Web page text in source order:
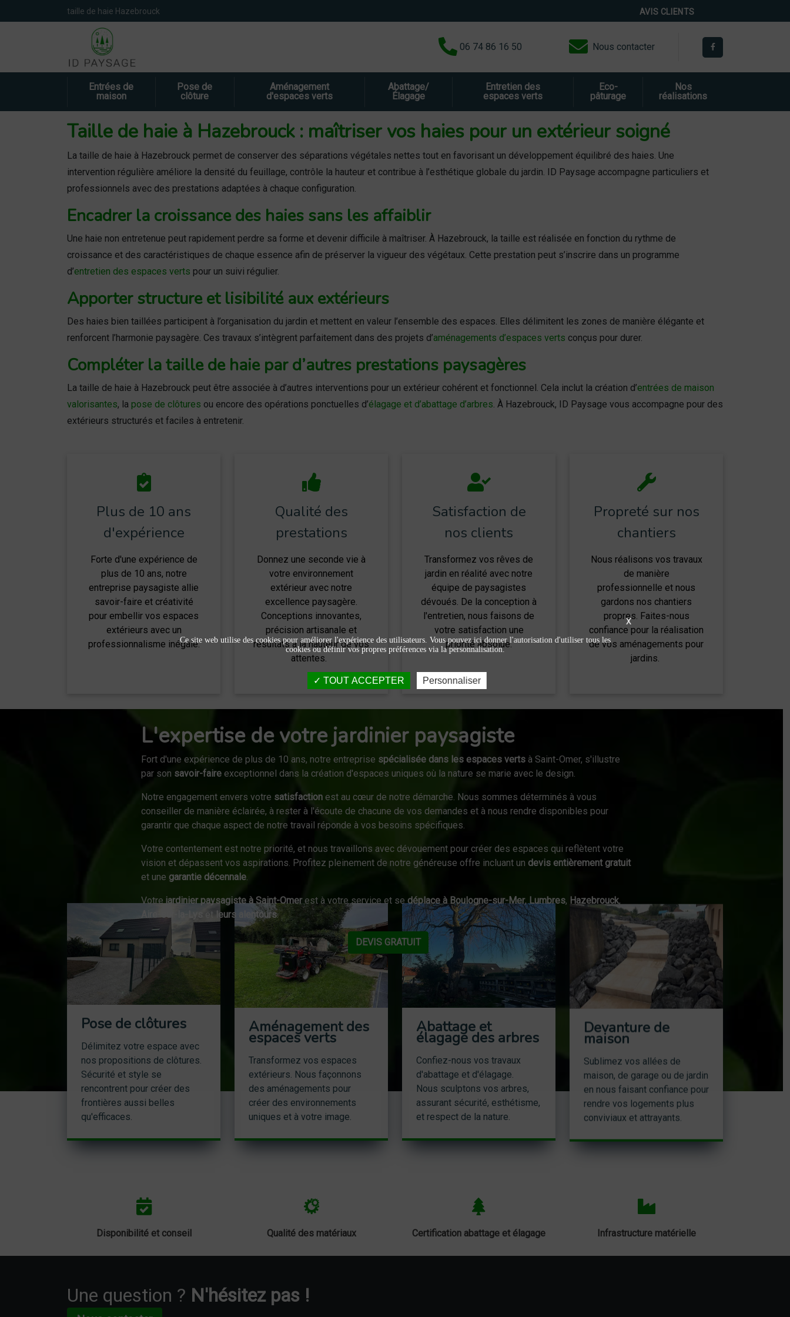
taille de haie Hazebrouck AVIS CLIENTS
06 74 86 16 50 Nous contacter
Entrées de
maison
Pose de
clôture
Aménagement
d'espaces verts
Abattage/
Élagage
Entretien des
espaces verts
Eco-
pâturage
Nos
réalisations
Taille de haie à Hazebrouck : maîtriser vos haies pour un extérieur soigné
La taille de haie à Hazebrouck permet de conserver des séparations végétales nettes tout en favorisant un développement équilibré des haies. Une
intervention régulière améliore la densité du feuillage, contrôle la hauteur et contribue à l’esthétique globale du jardin. ID Paysage accompagne particuliers et
professionnels avec des prestations adaptées à chaque configuration.
Encadrer la croissance des haies sans les affaiblir
Une haie non entretenue peut rapidement perdre sa forme et devenir difficile à maîtriser. À Hazebrouck, la taille est réalisée en fonction du rythme de
croissance et des caractéristiques de chaque essence afin de préserver la vigueur des végétaux. Cette prestation peut s’inscrire dans un programme
d’entretien des espaces verts pour un suivi régulier.
Apporter structure et lisibilité aux extérieurs
Des haies bien taillées participent à l’organisation du jardin et mettent en valeur l’ensemble des espaces. Elles délimitent les zones de manière élégante et
renforcent l’harmonie paysagère. Ces travaux s’intègrent parfaitement dans des projets d’aménagements d’espaces verts conçus pour durer.
Compléter la taille de haie par d’autres prestations paysagères
La taille de haie à Hazebrouck peut être associée à d’autres interventions pour un extérieur cohérent et fonctionnel. Cela inclut la création d’entrées de maison
valorisantes, la pose de clôtures ou encore des opérations ponctuelles d’élagage et d’abattage d’arbres. À Hazebrouck, ID Paysage vous accompagne pour des
extérieurs structurés et faciles à entretenir.
Plus de 10 ans
d'expérience
Forte d'une expérience de
plus de 10 ans, notre
entreprise paysagiste allie
savoir-faire et créativité
pour embellir vos espaces
extérieurs avec un
professionnalisme inégalé.
Qualité des
prestations
Donnez une seconde vie à
votre environnement
extérieur avec notre
excellence paysagère.
Conceptions innovantes,
précision artisanale et
résultats à la hauteur de vos
attentes.
Satisfaction de
nos clients
Transformez vos rêves de
jardin en réalité avec notre
équipe de paysagistes
dévoués. De la conception à
l'entretien, nous faisons de
votre satisfaction une
priorité absolue.
Propreté sur nos
chantiers
Nous réalisons vos travaux
de manière
professionnelle et nous
gardons nos chantiers
propres. Faites-nous
confiance pour la réalisation
de vos aménagements pour
jardins.
L'expertise de votre jardinier paysagiste
Fort d'une expérience de plus de 10 ans, notre entreprise spécialisée dans les espaces verts à Saint-Omer, s'illustre
par son savoir-faire exceptionnel dans la création d'espaces uniques où la nature se marie avec le design.
Notre engagement envers votre satisfaction est au cœur de notre démarche. Nous sommes déterminés à vous
conseiller de manière éclairée, à rester à l'écoute de chacune de vos demandes et à nous rendre disponibles pour
garantir que chaque aspect de notre travail réponde à vos besoins spécifiques.
Votre contentement est notre priorité, et nous travaillons avec dévouement pour créer des espaces qui reflètent votre
vision et dépassent vos aspirations. Profitez pleinement de notre généreuse offre incluant un devis entièrement gratuit
et une garantie décennale.
Votrejardinier paysagiste à Saint-Omerest à votre service et sedéplace à Boulogne-sur-Mer,Lumbres, Hazebrouck,
Aire-sur-la-Lys
et leurs alentours.
DEVIS GRATUIT
Pose de clôtures
Délimitez votre espace avec
nos propositions de clôtures.
Sécurité et style se
rencontrent pour créer des
frontières aussi belles
qu'efficaces.
Aménagement des
espaces verts
Transformez vos espaces
extérieurs. Nous façonnons
des aménagements pour
créer des environnements
uniques et à votre image.
Abattage et
élagage des arbres
Confiez-nous vos travaux
d'abattage et d'élagage.
Nous sculptons vos arbres,
assurant sécurité, esthétisme,
et respect de la nature.
Devanture de
maison
Sublimez vos allées de
maison, de garage ou de jardin
en nous faisant confiance pour
rendre vos logements plus
conviviaux et attrayants.
Disponibilité et conseil Qualité des matériaux Certification abattage et élagage Infrastructure matérielle
Une question ? N'hésitez pas !
Panneau de gestion des cookies
X
Ce site web utilise des cookies pour améliorer l'expérience des utilisateurs. Vous pouvez ici donner l'autorisation d'utiliser tous les
cookies ou définir vos propres préférences via la personnalisation.
TOUT ACCEPTER Personnaliser